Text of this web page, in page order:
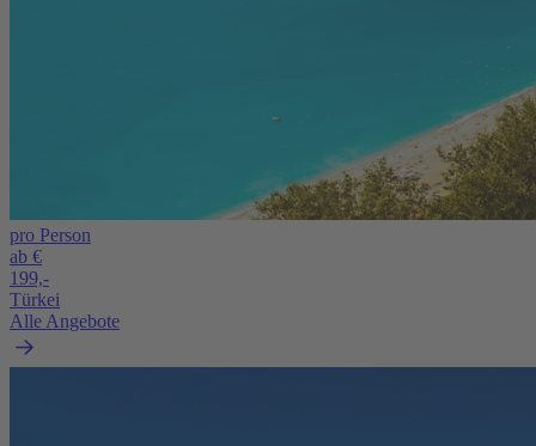
pro Person
ab €
199,-
Türkei
Alle Angebote